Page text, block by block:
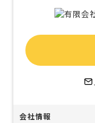
会社情報